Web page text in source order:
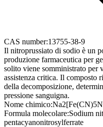
CAS number:13755-38-9
Il nitroprussiato di sodio è un
produzione farmaceutica per
solito viene somministrato per
assistenza critica. Il composto
della decomposizione,
pressione sanguigna.
Nome chimico:
Formula molecolare:Sodium
pentacyanonitrosylferrate